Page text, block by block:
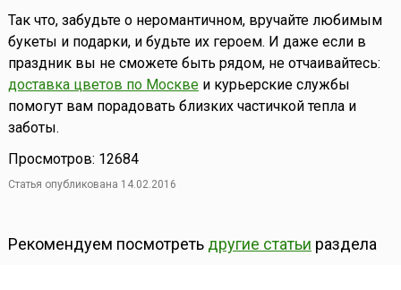
Так что, забудьте о неромантичном, вручайте любимым
букеты и подарки, и будьте их героем. И даже если в
праздник вы не сможете быть рядом, не отчаивайтесь:
доставка цветов по Москвеи курьерские службы
помогут вам порадовать близких частичкой тепла и
заботы.
Просмотров: 12684
Статья опубликована 14.02.2016
Рекомендуем посмотреть другие статьи раздела